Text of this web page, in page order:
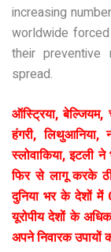
increasing
worldwide forced
their preventive
spread.
ऑस्ट्रिया, बेल्जियम,
हंगरी, लिथुआनिया,
स्लोवाकिया, इटली
फिर से लागू करके
दुनिया भर के देशों
यूरोपीय देशों के
अपने निवारक